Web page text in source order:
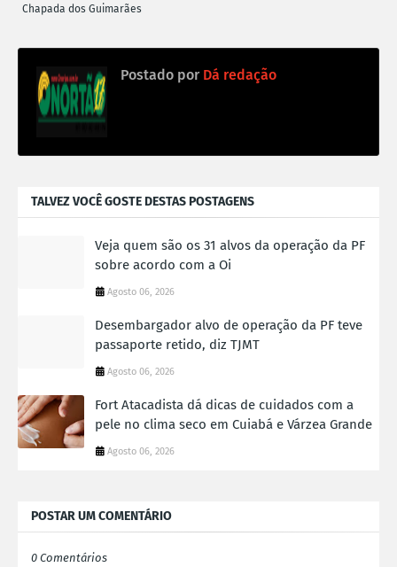
Chapada dos Guimarães
Postado por Dá redação
TALVEZ VOCÊ GOSTE DESTAS POSTAGENS
Veja quem são os 31 alvos da operação da PF
sobre acordo com a Oi
Agosto 06, 2026
Desembargador alvo de operação da PF teve
passaporte retido, diz TJMT
Agosto 06, 2026
Fort Atacadista dá dicas de cuidados com a
pele no clima seco em Cuiabá e Várzea Grande
Agosto 06, 2026
POSTAR UM COMENTÁRIO
0 Comentários